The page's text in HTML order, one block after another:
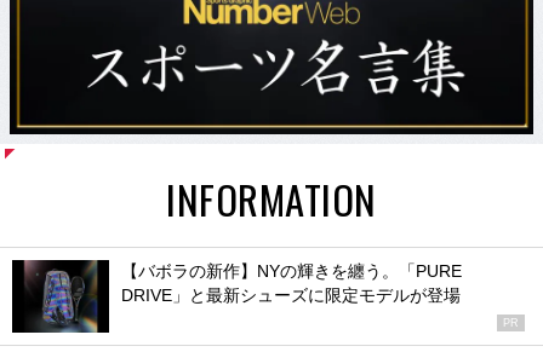
INFORMATION
【バボラの新作】NYの輝きを纏う。「PURE
DRIVE」と最新シューズに限定モデルが登場
PR